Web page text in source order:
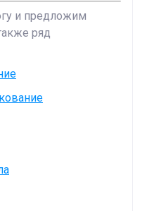
и предложим
ряд